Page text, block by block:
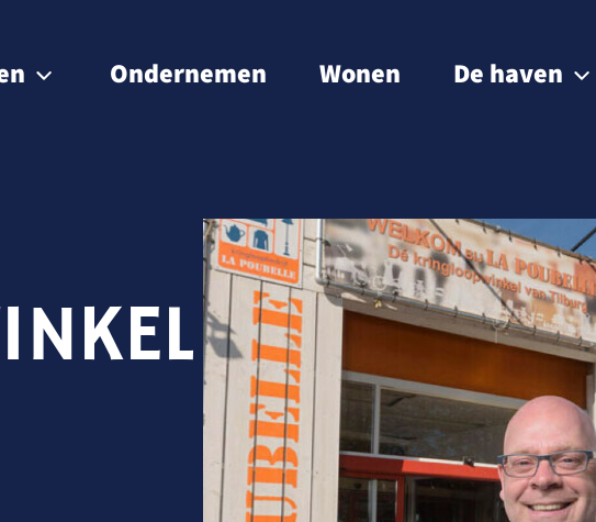
Ondernemen Wonen De haven
Museumhaven
Historie
BIZ